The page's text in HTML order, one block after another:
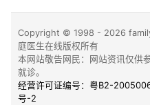
Copyright © 1998 - 2026
庭医生在线版权所有
本网站敬告网民：网站资讯仅供
就诊。
经营许可证编号：粤B2-
号-2